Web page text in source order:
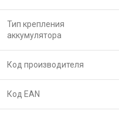
Тип крепления
аккумулятора
Код производителя
Код EAN